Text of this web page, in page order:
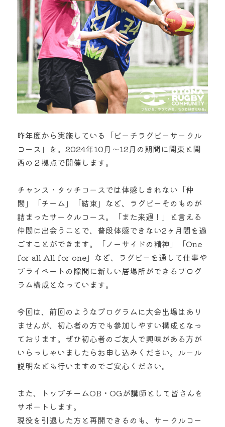
昨年度から実施している「ビーチラグビーサークル
コース」を。2024年10月〜12月の期間に関東と関
西の２拠点で開催します。
チャンス・タッチコースでは体感しきれない「仲
間」「チーム」「結束」など、ラグビーそのものが
詰まったサークルコース。「また来週！」と言える
仲間に出会うことで、普段体感できない2ヶ月間を過
ごすことができます。「ノーサイドの精神」「One
for all All for one」など、ラグビーを通して仕事や
プライベートの隙間に新しい居場所ができるプログ
ラム構成となっています。
今回は、前回のようなプログラムに大会出場はあり
ませんが、初心者の方でも参加しやすい構成となっ
ております。ぜひ初心者のご友人で興味がある方が
いらっしゃいましたらお申し込みください。ルール
説明なども行いますのでご安心ください。
また、トップチームOB・OGが講師として皆さんを
サポートします。
現役を引退した方と再開できるのも、サークルコー